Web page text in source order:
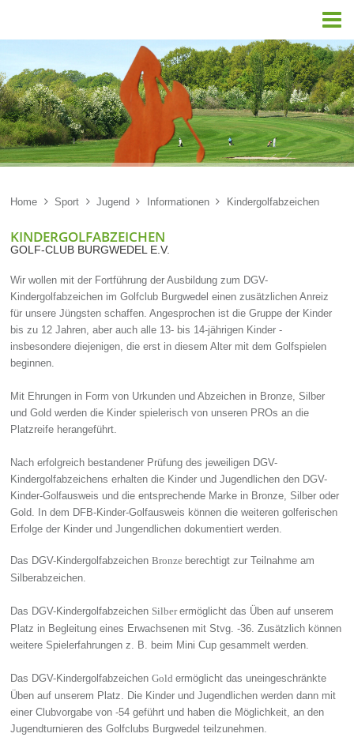

Home  Sport  Jugend  Informationen  Kindergolfabzeichen
KINDERGOLFABZEICHEN
GOLF-CLUB BURGWEDEL E.V.
Wir wollen mit der Fortführung der Ausbildung zum DGV-
Kindergolfabzeichen im Golfclub Burgwedel einen zusätzlichen Anreiz
für unsere Jüngsten schaffen. Angesprochen ist die Gruppe der Kinder
bis zu 12 Jahren, aber auch alle 13- bis 14-jährigen Kinder -
insbesondere diejenigen, die erst in diesem Alter mit dem Golfspielen
beginnen.
Mit Ehrungen in Form von Urkunden und Abzeichen in Bronze, Silber
und Gold werden die Kinder spielerisch von unseren PROs an die
Platzreife herangeführt.
Nach erfolgreich bestandener Prüfung des jeweiligen DGV-
Kindergolfabzeichens erhalten die Kinder und Jugendlichen den DGV-
Kinder-Golfausweis und die entsprechende Marke in Bronze, Silber oder
Gold. In dem DFB-Kinder-Golfausweis können die weiteren golferischen
Erfolge der Kinder und Jungendlichen dokumentiert werden.
Das DGV-KindergolfabzeichenBronze berechtigt zur Teilnahme am
Silberabzeichen.
Das DGV-Kindergolfabzeichen Silberermöglicht das Üben auf unserem
Platz in Begleitung eines Erwachsenen mit Stvg. -36. Zusätzlich können
weitere Spielerfahrungen z. B. beim Mini Cup gesammelt werden.
Das DGV-KindergolfabzeichenGoldermöglicht das uneingeschränkte
Üben auf unserem Platz. Die Kinder und Jugendlichen werden dann mit
einer Clubvorgabe von -54 geführt und haben die Möglichkeit, an den
Jugendturnieren des Golfclubs Burgwedel teilzunehmen.